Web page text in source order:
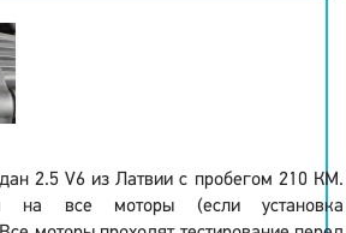
2.5 V6 из Латвии с пробегом 210 КМ.
на все моторы (если установка